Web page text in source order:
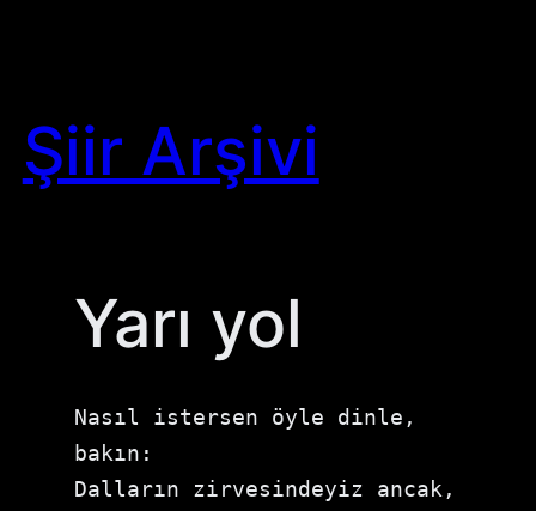
Şiir Arşivi
Yarı yol
Nasıl istersen öyle dinle,
bakın:
Dalların zirvesindeyiz ancak,